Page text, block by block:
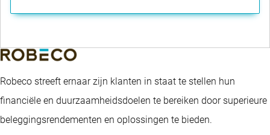
Robeco streeft ernaar zijn klanten in staat te stellen hun
financiële en duurzaamheidsdoelen te bereiken door superieure
beleggingsrendementen en oplossingen te bieden.